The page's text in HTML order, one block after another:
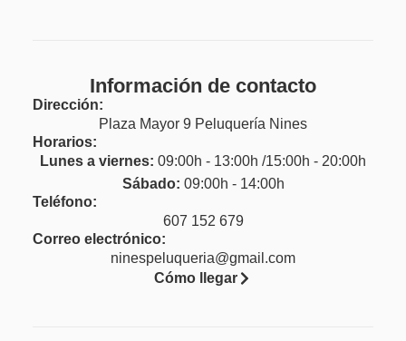
Información de contacto
Dirección:
Plaza Mayor 9 Peluquería Nines
Horarios:
Lunes a viernes: 09:00h - 13:00h /15:00h - 20:00h
Sábado: 09:00h - 14:00h
Teléfono:
607 152 679
Correo electrónico:
ninespeluqueria@gmail.com
Cómo llegar